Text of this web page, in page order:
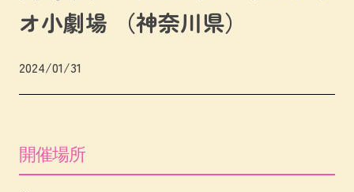
オ小劇場 （神奈川県）
2024/01/31
開催場所